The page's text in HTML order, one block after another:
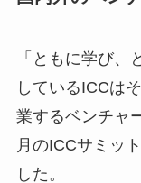
「ともに学び、
しているICCは
業するベンチャ
月のICCサミッ
した。